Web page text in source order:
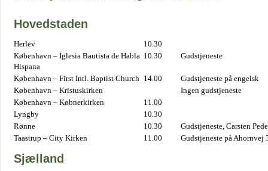
Hovedstaden
Herlev
10.30
København – Iglesia Bautista de Habla
Hispana
10.30 Gudstjeneste
København – First Intl. Baptist Church 14.00
Gudstjeneste på engelsk
København – Kristuskirken
Ingen gudstjeneste
København – Købnerkirken
11.00
Lyngby
10.30
Rønne
10.30
Gudstjeneste, Carsten
Taastrup – City Kirken
11.00 Gudstjeneste på Ahornvej
Sjælland